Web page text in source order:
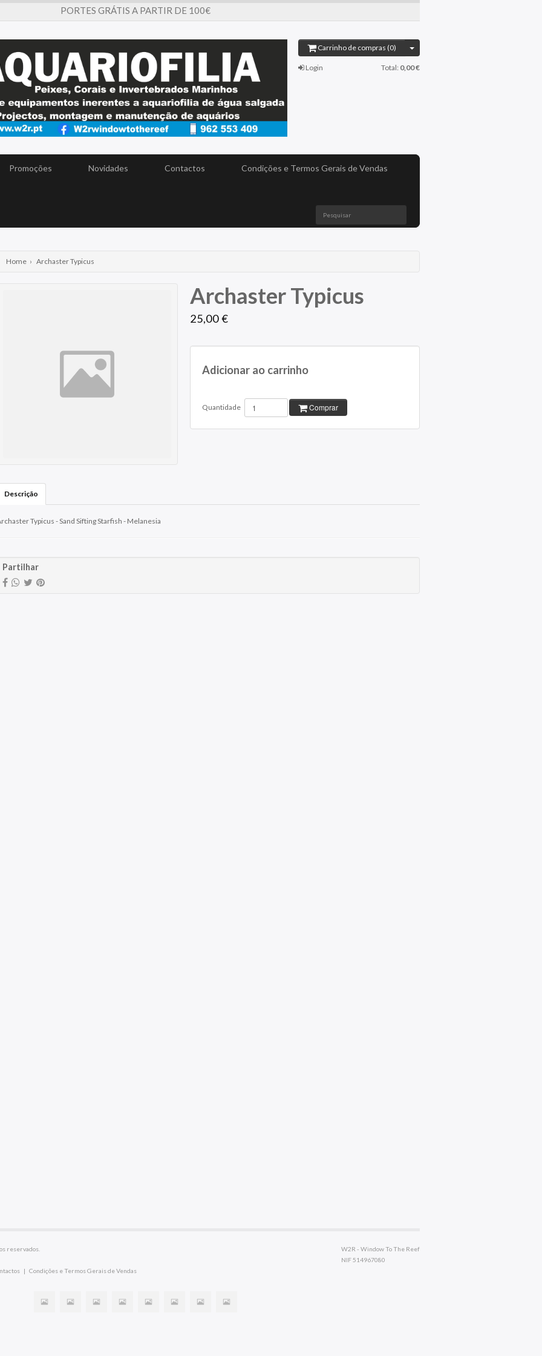
PORTES GRÁTIS A PARTIR DE 100€
Carrinho de compras (0)
Login Total: 0,00 €
Promoções Novidades Contactos Condições e Termos Gerais de Vendas
Home › Archaster Typicus
Archaster Typicus
25,00 €
Adicionar ao carrinho
Quantidade Comprar
Descrição
Typicus - Sand Sifting Starfish - Melanesia
Partilhar
reservados.
| Condições e Termos Gerais de Vendas
W2R - Window To The Reef
NIF 514967080